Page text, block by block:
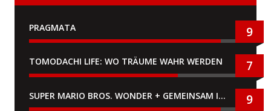
PRAGMATA 9
TOMODACHI LIFE: WO TRÄUME WAHR WERDEN 7
SUPER MARIO BROS. WONDER + GEMEINSAM IM BELLABEL-PARK 9